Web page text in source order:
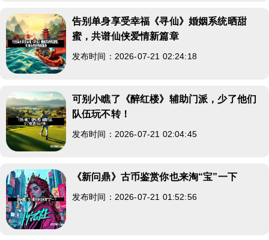
告别单身享受幸福《寻仙》婚姻系统晒甜
蜜，共谱仙侠爱情新篇章
发布时间：2026-07-21 02:24:18
可别小瞧了《醉红楼》辅助门派，少了他们
队伍玩不转！
发布时间：2026-07-21 02:04:45
《新问鼎》古币鉴赏你也来淘“宝”一下
发布时间：2026-07-21 01:52:56